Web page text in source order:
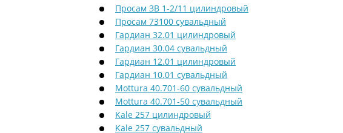
Просам ЗВ 1-2/11 цилиндровый
Просам 73100 сувальдный
Гардиан 32.01 цилиндровый
Гардиан 30.04 сувальдный
Гардиан 12.01 цилиндровый
Гардиан 10.01 сувальдный
Mottura 40.701-60 сувальдный
Mottura 40.701-50 сувальдный
Kale 257 цилиндровый
Kale 257 сувальдный